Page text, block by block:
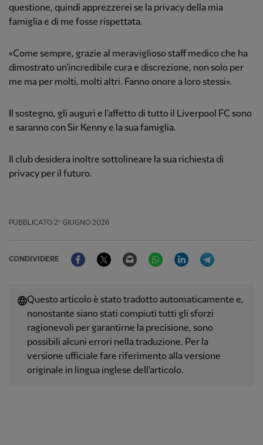
questione, quindi apprezzerei se la privacy della mia
famiglia e di me fosse rispettata.
«Come sempre, grazie al meraviglioso staff medico che ha
dimostrato un'incredibile cura e discrezione, non solo per
me ma per molti, molti altri. Fanno onore a loro stessi».
Il sostegno, gli auguri e l'affetto di tutto il Liverpool FC sono
e saranno con Sir Kenny e la sua famiglia.
Il club desidera inoltre sottolineare la sua richiesta di
privacy per il futuro.
PUBBLICATO 2º GIUGNO 2026
CONDIVIDERE
FacebookTwitter Email WhatsAppLinkedIn
Questo articolo è stato tradotto automaticamente e,
nonostante siano stati compiuti tutti gli sforzi
ragionevoli per garantirne la precisione, sono
possibili alcuni errori nella traduzione. Per la
versione ufficiale fare riferimento alla versione
originale in lingua inglese dell'articolo.